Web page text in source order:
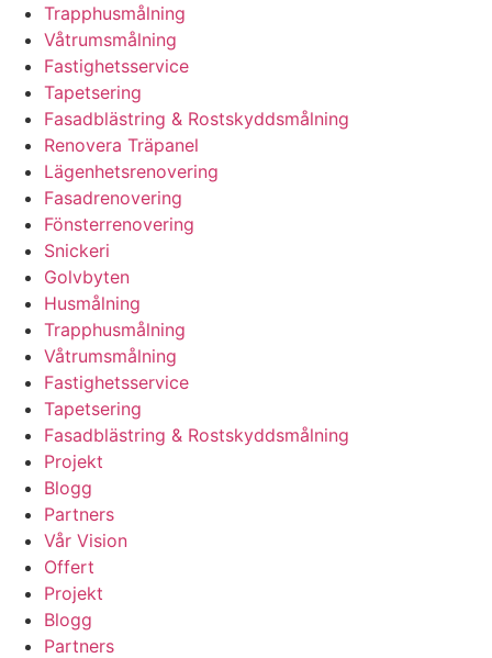
Trapphusmålning
Våtrumsmålning
Fastighetsservice
Tapetsering
Fasadblästring & Rostskyddsmålning
Renovera Träpanel
Lägenhetsrenovering
Fasadrenovering
Fönsterrenovering
Snickeri
Golvbyten
Husmålning
Trapphusmålning
Våtrumsmålning
Fastighetsservice
Tapetsering
Fasadblästring & Rostskyddsmålning
Projekt
Blogg
Partners
Vår Vision
Offert
Projekt
Blogg
Partners